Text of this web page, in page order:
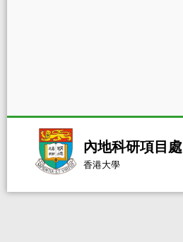
內地科研項目處
香港大學